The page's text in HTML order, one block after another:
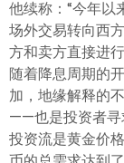
他续称：“今年以
场外交易转向西
方和卖方直接进
随着降息周期的
加，地缘解释的
——也是投资者寻
投资流是黄金价